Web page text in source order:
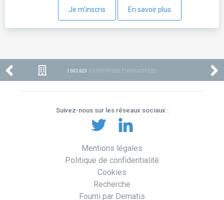
Je m'inscris En savoir plus
1 002 623 ENTREPRISES ENREGISTRÉES
Suivez-nous sur les réseaux sociaux :
Mentions légales
Politique de confidentialité
Cookies
Recherche
Fourni par Dematis